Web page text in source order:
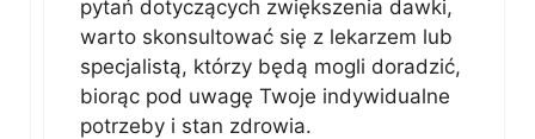
pytań dotyczących zwiększenia dawki,
warto skonsultować się z lekarzem lub
specjalistą, którzy będą mogli doradzić,
biorąc pod uwagę Twoje indywidualne
potrzeby i stan zdrowia.